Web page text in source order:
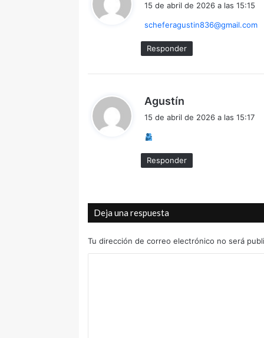
e
:
15 de abril de 2026 a las 15:15
scheferagustin836@gmail.com
Responder
Agustín
:
15 de abril de 2026 a las 15:17
Responder
Deja una respuesta
Tu dirección de correo electrónico no será